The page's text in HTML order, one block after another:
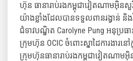
ហ៊ុន ធានារាប់រងកម្ពុជាវៀតណាមអ៊ិ
យ៉ាងខ្លាំងដែលបានទទួលពានរង្វាន់ និ
ជំទាវបណ្ឌិត Carolyne Pung អនុប្រធ
ក្រុមហ៊ុន OCIC ចំពោះស្នាដៃការងារន
ក្រុមហ៊ុនធានារាប់រងកម្ពុជាវៀតណ